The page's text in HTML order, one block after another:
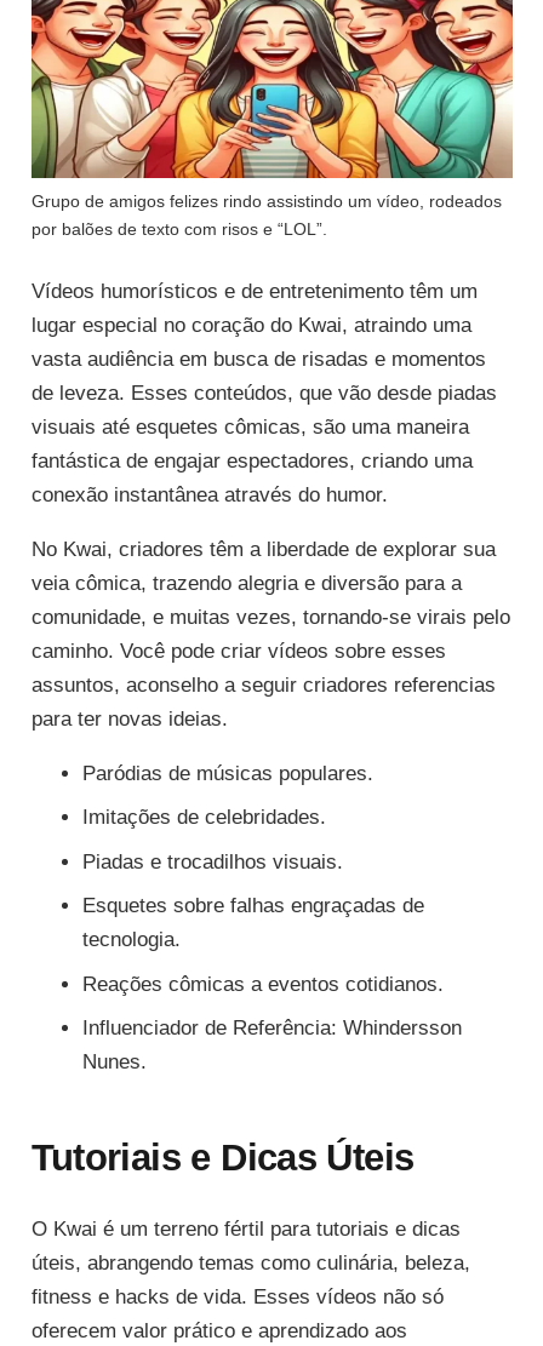
Grupo de amigos felizes rindo assistindo um vídeo, rodeados
por balões de texto com risos e “LOL”.
Vídeos humorísticos e de entretenimento têm um
lugar especial no coração do Kwai, atraindo uma
vasta audiência em busca de risadas e momentos
de leveza. Esses conteúdos, que vão desde piadas
visuais até esquetes cômicas, são uma maneira
fantástica de engajar espectadores, criando uma
conexão instantânea através do humor.
No Kwai, criadores têm a liberdade de explorar sua
veia cômica, trazendo alegria e diversão para a
comunidade, e muitas vezes, tornando-se virais pelo
caminho. Você pode criar vídeos sobre esses
assuntos, aconselho a seguir criadores referencias
para ter novas ideias.
Paródias de músicas populares.
Imitações de celebridades.
Piadas e trocadilhos visuais.
Esquetes sobre falhas engraçadas de
tecnologia.
Reações cômicas a eventos cotidianos.
Influenciador de Referência: Whindersson
Nunes.
Tutoriais e Dicas Úteis
O Kwai é um terreno fértil para tutoriais e dicas
úteis, abrangendo temas como culinária, beleza,
fitness e hacks de vida. Esses vídeos não só
oferecem valor prático e aprendizado aos